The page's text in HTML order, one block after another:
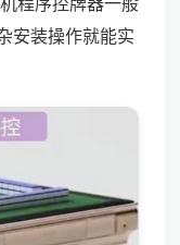
安装操作就能实